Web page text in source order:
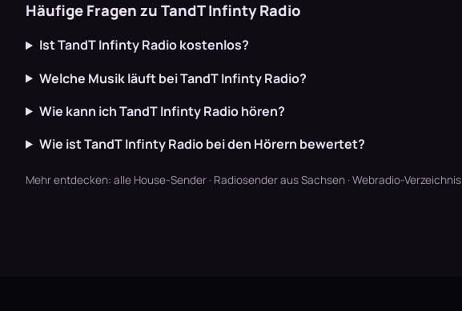
Häufige Fragen zu TandT Infinty Radio
Ist TandT Infinty Radio kostenlos?
Welche Musik läuft bei TandT Infinty Radio?
Wie kann ich TandT Infinty Radio hören?
Wie ist TandT Infinty Radio bei den Hörern bewertet?
Mehr entdecken: alle House-Sender · Radiosender aus Sachsen · Webradio-Verzeichnis